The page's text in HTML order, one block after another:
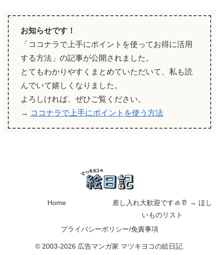
お知らせです！
「ココナラで上手にポイントを使ってお得に活用
する方法」の記事が公開されました。
とてもわかりやすくまとめていただいて、私も読
んでいて嬉しくなりました。
よろしければ、ぜひご覧ください。
→ ココナラで上手にポイントを使う方法
Home
差し入れ大歓迎です🦪🥛 → ほし
いものリスト
プライバシーポリシー/免責事項
© 2003-2026 広告マンガ家 マツキヨコの絵日記.